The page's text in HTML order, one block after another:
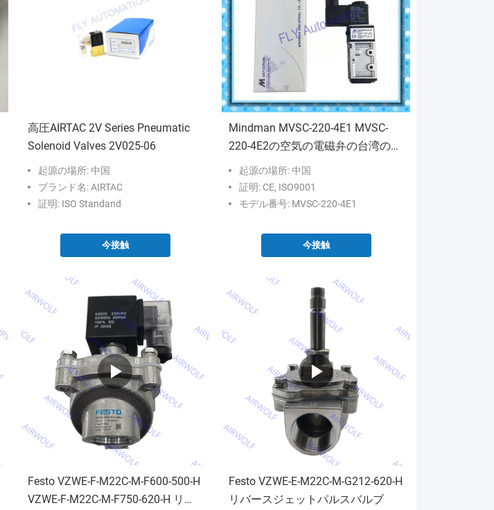
高圧AIRTAC 2V Series Pneumatic
Solenoid Valves 2V025-06
起源の場所: 中国
ブランド名: AIRTAC
証明: ISO Standand
今接触
Mindman MVSC-220-4E1 MVSC-
220-4E2の空気の電磁弁の台湾の両
方向の5港
起源の場所: 中国
証明: CE, ISO9001
モデル番号: MVSC-220-4E1
今接触
Festo VZWE-F-M22C-M-F600-500-H
VZWE-F-M22C-M-F750-620-H リバ
Festo VZWE-E-M22C-M-G212-620-H
リバースジェットパルスバルブ